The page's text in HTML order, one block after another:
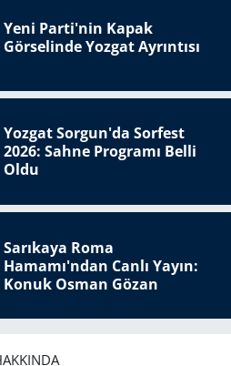
Yeni Parti'nin Kapak
Görselinde Yozgat Ayrıntısı
Yozgat Sorgun'da Sorfest
2026: Sahne Programı Belli
Oldu
Sarıkaya Roma
Hamamı'ndan Canlı Yayın:
Konuk Osman Gözan